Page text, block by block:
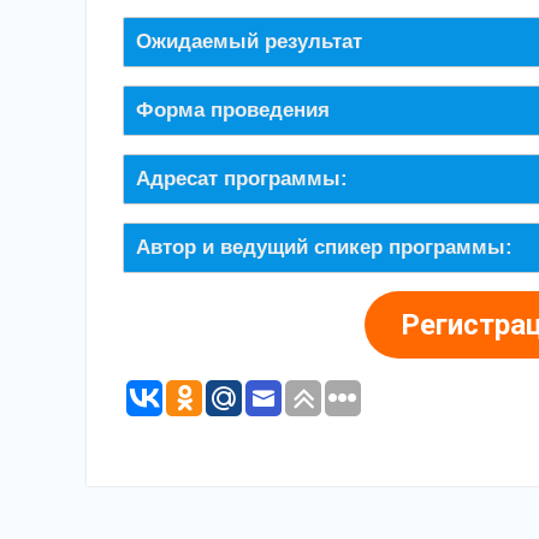
Ожидаемый результат
Форма проведения
Адресат программы:
Автор и ведущий спикер программы: